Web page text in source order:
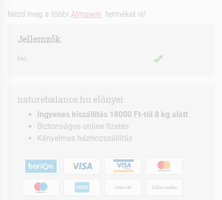
Nézd meg a többi Almawin terméket is!
Jellemzők
bio:
naturebalance.hu előnyei
Ingyenes kiszállítás 18000 Ft-tól 8 kg alatt
Biztonságos online fizetés
Kényelmes házhozszállítás
Utánvét Előre utalás